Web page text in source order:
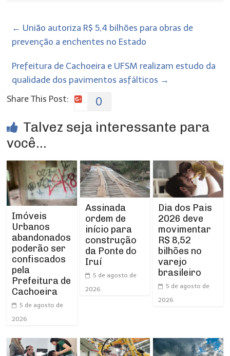
← União autoriza R$ 5,4 bilhões para obras de
prevenção a enchentes no Estado
Prefeitura de Cachoeira e UFSM realizam estudo da
qualidade dos pavimentos asfálticos →
Share This Post:
0
Talvez seja interessante para
você...
Imóveis
Urbanos
abandonados
poderão ser
confiscados
pela
Prefeitura de
Cachoeira
5 de agosto de
2026
Assinada
ordem de
início para
construção
da Ponte do
Iruí
5 de agosto de
2026
Dia dos Pais
2026 deve
movimentar
R$ 8,52
bilhões no
varejo
brasileiro
5 de agosto de
2026